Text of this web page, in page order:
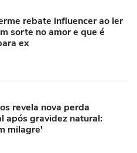
rebate influencer ao ler
sorte no amor e que é
ex
revela nova perda
após gravidez natural:
milagre'